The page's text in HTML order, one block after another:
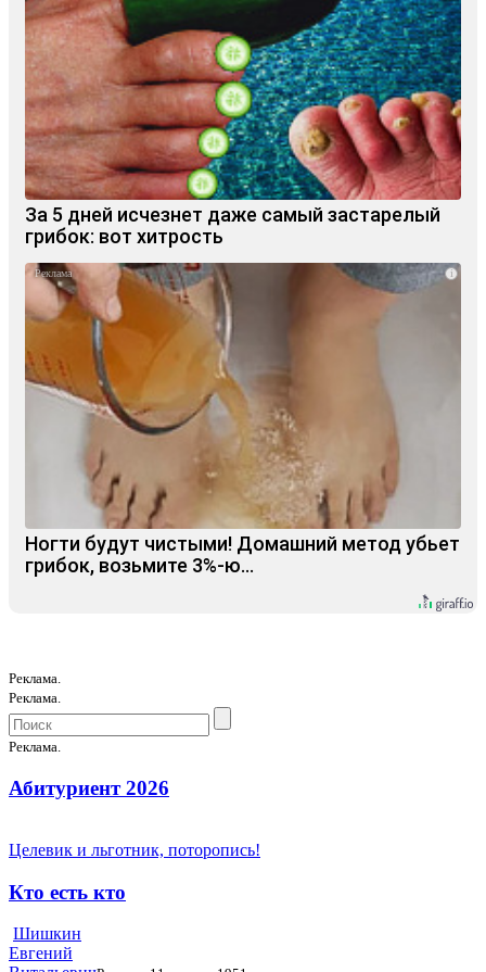
За 5 дней исчезнет даже самый застарелый
грибок: вот хитрость
i
Ногти будут чистыми! Домашний метод убьет
грибок, возьмите 3%-ю…
Реклама.
Реклама.
Реклама.
Абитуриент 2026
Целевик и льготник, поторопись!
Кто есть кто
Шишкин
Евгений